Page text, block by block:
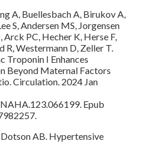
A, Buellesbach A, Birukov A,
S, Andersen MS, Jorgensen
Arck PC, Hecher K, Herse F,
R, Westermann D, Zeller T.
Troponin I Enhances
Beyond Maternal Factors
Circulation. 2024 Jan
Epub
AB. Hypertensive